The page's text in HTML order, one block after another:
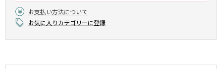
お支払い方法について
お気に入りカテゴリーに登録